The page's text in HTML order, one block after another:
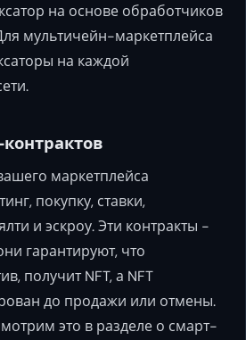
на основе обработчиков
мультичейн-маркетплейса
на каждой
маркетплейса
покупку, ставки,
и эскроу. Эти контракты -
гарантируют, что
получит NFT, а NFT
до продажи или отмены.
это в разделе о смарт-